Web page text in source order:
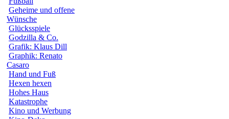
Geheime und offene
Wünsche
Glücksspiele
Godzilla & Co.
Grafik: Klaus Dill
Graphik: Renato
Casaro
Hand und Fuß
Hexen hexen
Hohes Haus
Katastrophe
Kino und Werbung